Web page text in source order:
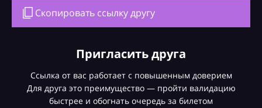
Скопировать ссылку другу
Пригласить друга
Ссылка от вас работает с повышенным доверием
Для друга это преимущество — пройти валидацию
быстрее и обогнать очередь за билетом